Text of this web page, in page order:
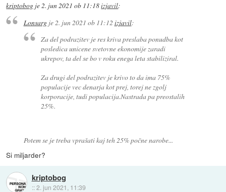
kriptobog je2. jun 2021 ob 11:18izjavil:
Lonsargje2. jun 2021 ob 11:12 izjavil:
Za del podrazitev je res kriva preslaba ponudba kot
posledica unicene svetovne ekonomije zaradi
ukrepov, ta del se bo v roku enega leta stabiliziral.
Za drugi del podrazitev je krivo to da ima 75%
populacije vec denarja kot prej, torej ne zgolj
korporacije, tudi populacija.Nastrada pa preostalih
25%.
Potem se je treba vprašati kaj teh 25% počne narobe...
Si miljarder?
kriptobog
::2. jun 2021, 11:39